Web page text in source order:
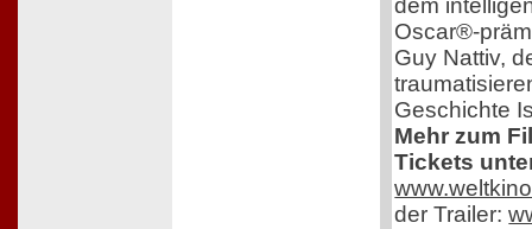
dem
Oscar®-
Guy Nattiv,
Geschichte
Mehr zum
Tickets
der Trailer: